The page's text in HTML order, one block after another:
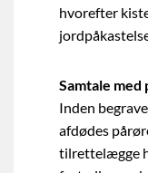
hvorefter
Samtale
Inden
afdødes
tilrettelægge